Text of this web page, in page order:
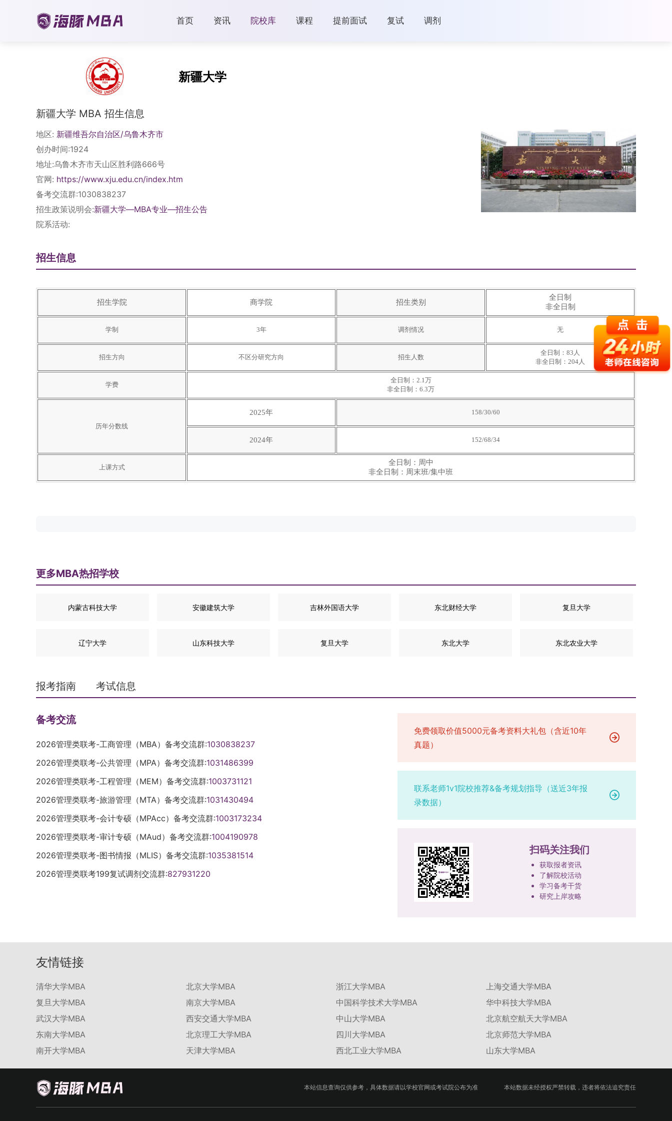
首页 资讯 院校库 课程 提前面试 复试 调剂
新疆大学
新疆大学 MBA 招生信息
地区: 新疆维吾尔自治区/乌鲁木齐市
创办时间:1924
地址:乌鲁木齐市天山区胜利路666号
官网: https://www.xju.edu.cn/index.htm
备考交流群:1030838237
招生政策说明会:新疆大学—MBA专业—招生公告
院系活动:
招生信息
招生学院 商学院 招生类别
全日制
非全日制
学制 3年 调剂情况 无
招生方向 不区分研究方向 招生人数
全日制：83人
非全日制：204人
学费
全日制：2.1万
非全日制：6.3万
历年分数线
2025年 158/30/60
2024年 152/68/34
上课方式
全日制：周中
非全日制：周末班/集中班
更多MBA热招学校
内蒙古科技大学 安徽建筑大学 吉林外国语大学 东北财经大学 复旦大学
辽宁大学 山东科技大学 复旦大学 东北大学 东北农业大学
报考指南 考试信息
备考交流
2026管理类联考-工商管理（MBA）备考交流群:1030838237
2026管理类联考-公共管理（MPA）备考交流群:1031486399
2026管理类联考-工程管理（MEM）备考交流群:1003731121
2026管理类联考-旅游管理（MTA）备考交流群:1031430494
2026管理类联考-会计专硕（MPAcc）备考交流群:1003173234
2026管理类联考-审计专硕（MAud）备考交流群:1004190978
2026管理类联考-图书情报（MLIS）备考交流群:1035381514
2026管理类联考199复试调剂交流群:827931220
免费领取价值5000元备考资料大礼包（含近10年
真题）
联系老师1v1院校推荐&备考规划指导（送近3年报
录数据）
扫码关注我们
获取报者资讯
了解院校活动
学习备考干货
研究上岸攻略
友情链接
清华大学MBA 北京大学MBA 浙江大学MBA
上海交通大学MBA
复旦大学MBA
南京大学MBA 中国科学技术大学MBA
华中科技大学MBA
武汉大学MBA
西安交通大学MBA 中山大学MBA
北京航空航天大学MBA
东南大学MBA
北京理工大学MBA 四川大学MBA
北京师范大学MBA
南开大学MBA
天津大学MBA 西北工业大学MBA 山东大学MBA
本站信息查询仅供参考，具体数据请以学校官网或考试院公布为准 本站数据未经授权严禁转载，违者将依法追究责任